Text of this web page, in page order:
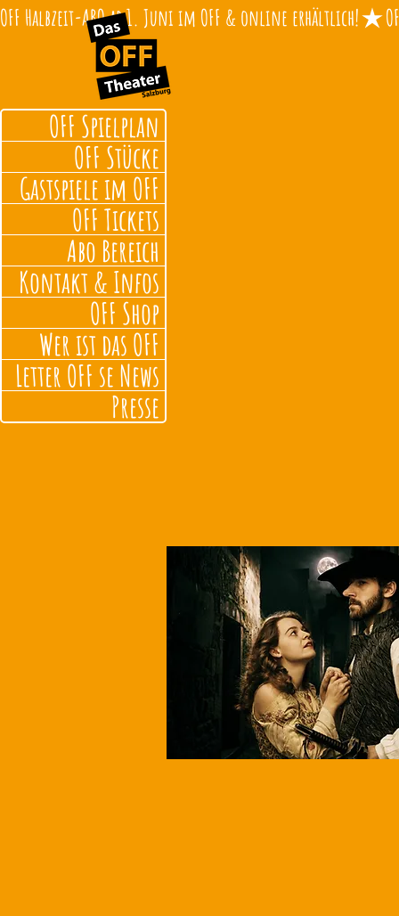
OFF Halbzeit-ABO ab 1. Juni im OFF & online erhältlich!
OFF Spielplan
OFF Stücke
Gastspiele im OFF
OFF Tickets
Abo Bereich
Kontakt & Infos
OFF Shop
Wer ist das OFF
Letter OFF se News
Presse